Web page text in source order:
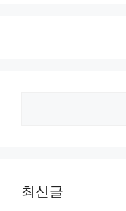
최신글